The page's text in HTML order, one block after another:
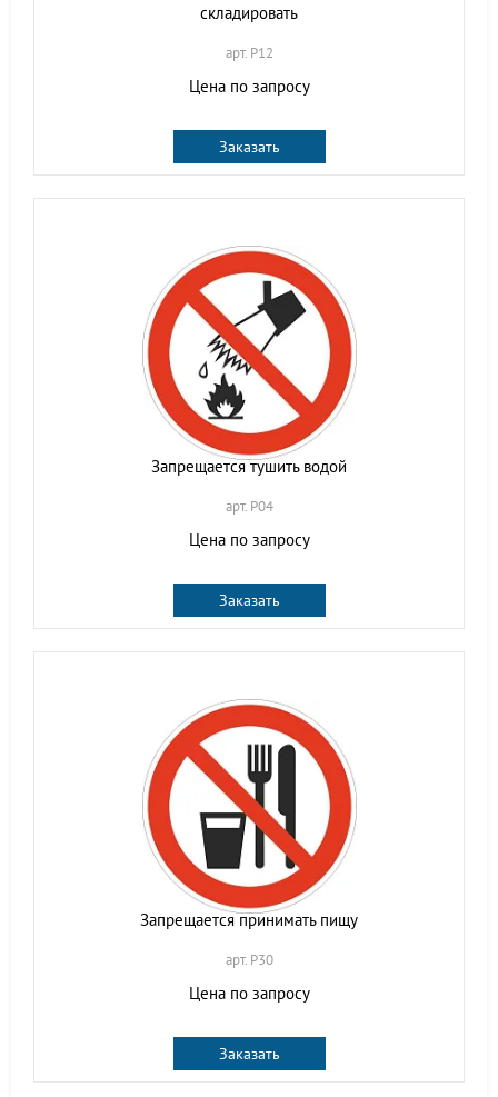
складировать
арт. P12
Цена по запросу
Заказать
Запрещается тушить водой
арт. P04
Цена по запросу
Заказать
Запрещается принимать пищу
арт. P30
Цена по запросу
Заказать